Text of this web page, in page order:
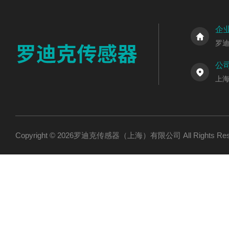
企
罗
公
上
Copyright © 2026罗迪克传感器（上海）有限公司 All Rights